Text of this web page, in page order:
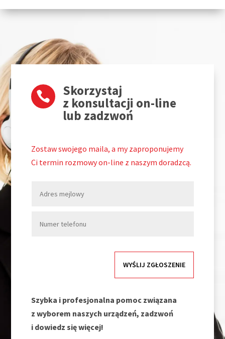
 Skorzystaj
z konsultacji on-line
lub zadzwoń
Zostaw swojego maila, a my zaproponujemy
Ci termin rozmowy on-line z naszym doradzcą.
WYŚLIJ ZGŁOSZENIE
Szybka i profesjonalna pomoc związana
z wyborem naszych urządzeń, zadzwoń
i dowiedz się więcej!